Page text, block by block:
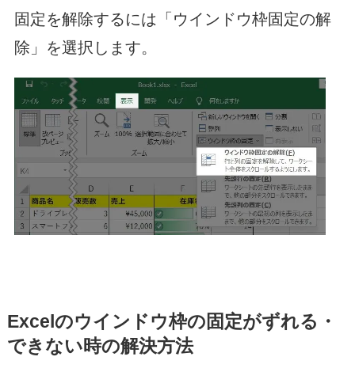
固定を解除するには「ウインドウ枠固定の解
除」を選択します。
Excelのウインドウ枠の固定がずれる・
できない時の解決方法